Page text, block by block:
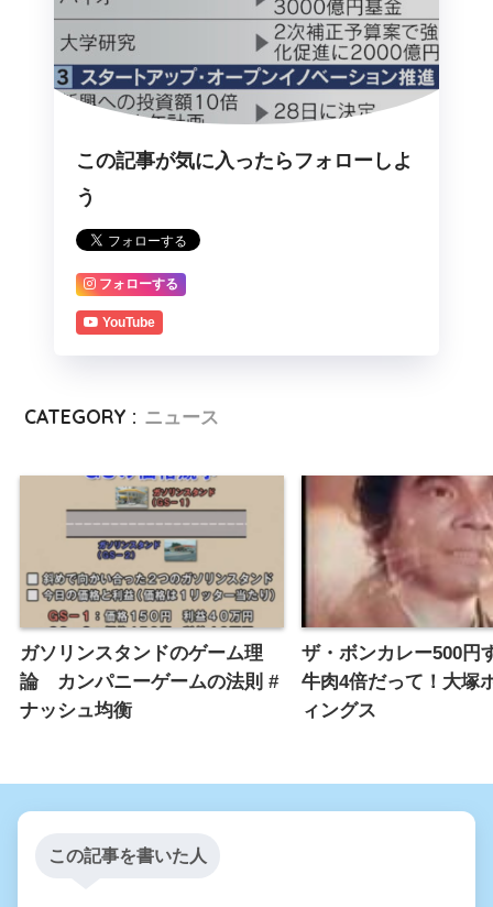
この記事が気に入ったらフォローしよ
う
フォローする
YouTube
CATEGORY : ニュース
ガソリンスタンドのゲーム理
論 カンパニーゲームの法則 #
ナッシュ均衡
ザ・ボンカレー500円
牛肉4倍だって！大塚
ィングス
この記事を書いた人